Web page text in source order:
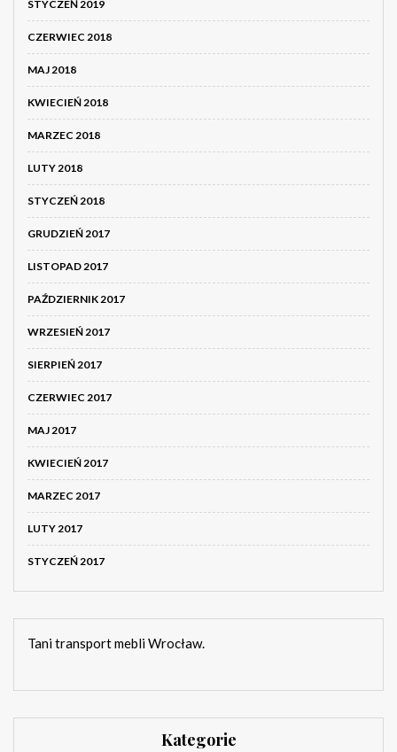
STYCZEŃ 2019
CZERWIEC 2018
MAJ 2018
KWIECIEŃ 2018
MARZEC 2018
LUTY 2018
STYCZEŃ 2018
GRUDZIEŃ 2017
LISTOPAD 2017
PAŹDZIERNIK 2017
WRZESIEŃ 2017
SIERPIEŃ 2017
CZERWIEC 2017
MAJ 2017
KWIECIEŃ 2017
MARZEC 2017
LUTY 2017
STYCZEŃ 2017
Tani transport mebli Wrocław.
Kategorie